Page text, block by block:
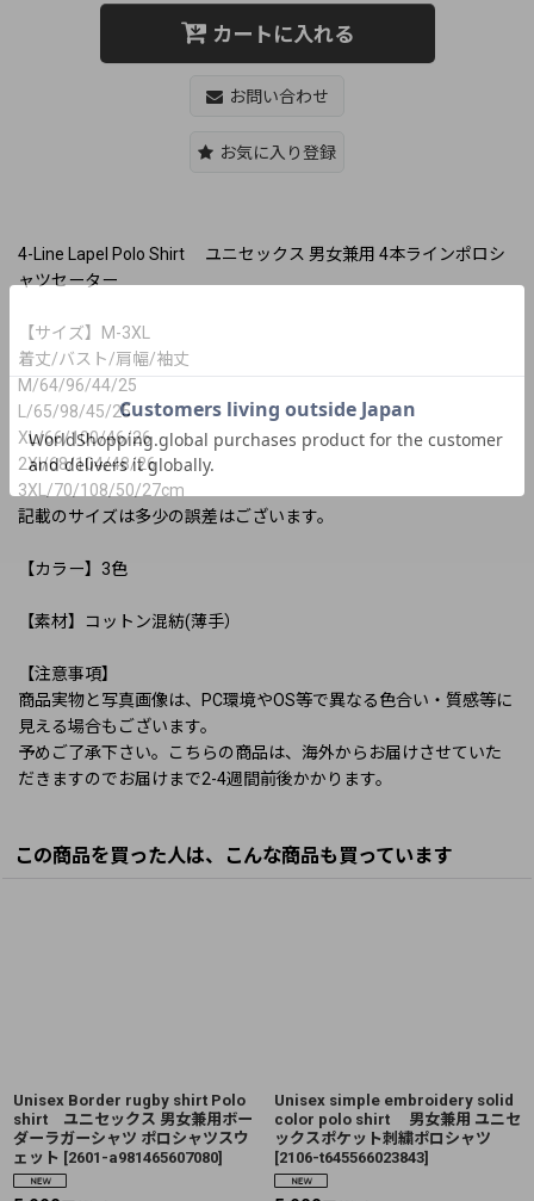
カートに入れる
お問い合わせ
お気に入り登録
4-Line Lapel Polo Shirt ユニセックス 男女兼用 4本ラインポロシ
ャツセーター
【サイズ】M-3XL
着丈/バスト/肩幅/袖丈
M/64/96/44/25
L/65/98/45/25
XL/66/100/46/26
2Xl/68/104/48/26
3XL/70/108/50/27cm
記載のサイズは多少の誤差はございます。
【カラー】3色
【素材】コットン混紡(薄手）
【注意事項】
商品実物と写真画像は、PC環境やOS等で異なる色合い・質感等に
見える場合もございます。
予めご了承下さい。こちらの商品は、海外からお届けさせていた
だきますのでお届けまで2-4週間前後かかります。
この商品を買った人は、こんな商品も買っています
Unisex Border rugby shirt Polo
shirt ユニセックス 男女兼用ボー
ダーラガーシャツ ポロシャツスウ
ェット [2601-a981465607080]
Unisex simple embroidery solid
color polo shirt 男女兼用 ユニセ
ックスポケット刺繍ポロシャツ
[2106-t645566023843]